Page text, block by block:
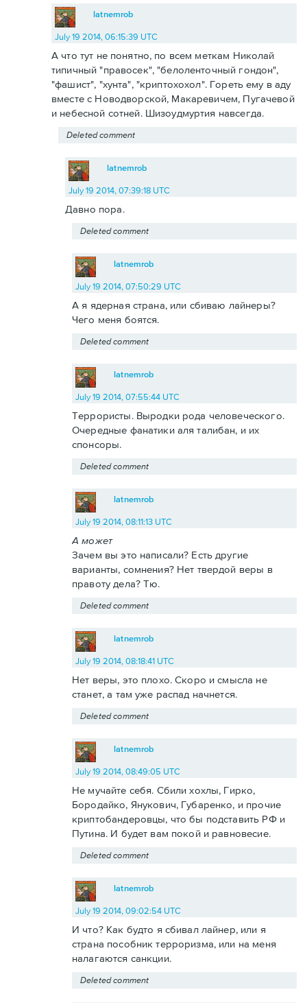
latnemrob
July 19 2014, 06:15:39 UTC
А что тут не понятно, по всем меткам Николай
типичный "правосек", "белоленточный гондон",
"фашист", "хунта", "криптохохол". Гореть ему в аду
вместе с Новодворской, Макаревичем, Пугачевой
и небесной сотней. Шизоудмуртия навсегда.
Deleted comment
latnemrob
July 19 2014, 07:39:18 UTC
Давно пора.
Deleted comment
latnemrob
July 19 2014, 07:50:29 UTC
А я ядерная страна, или сбиваю лайнеры?
Чего меня боятся.
Deleted comment
latnemrob
July 19 2014, 07:55:44 UTC
Террористы. Выродки рода человеческого.
Очередные фанатики аля талибан, и их
спонсоры.
Deleted comment
latnemrob
July 19 2014, 08:11:13 UTC
А может
Зачем вы это написали? Есть другие
варианты, сомнения? Нет твердой веры в
правоту дела? Тю.
Deleted comment
latnemrob
July 19 2014, 08:18:41 UTC
Нет веры, это плохо. Скоро и смысла не
станет, а там уже распад начнется.
Deleted comment
latnemrob
July 19 2014, 08:49:05 UTC
Не мучайте себя. Сбили хохлы, Гирко,
Бородайко, Янукович, Губаренко, и прочие
криптобандеровцы, что бы подставить РФ и
Путина. И будет вам покой и равновесие.
Deleted comment
latnemrob
July 19 2014, 09:02:54 UTC
И что? Как будто я сбивал лайнер, или я
страна пособник терроризма, или на меня
налагаются санкции.
Deleted comment